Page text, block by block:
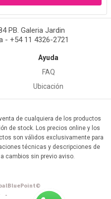
PB. Galeria Jardin
- +54 11 4326-2721
Ayuda
FAQ
Ubicación
de cualquiera de los productos
de stock. Los precios online y los
son válidos exclusivamente para
técnicas y descripciones de
cambios sin previo aviso.
-